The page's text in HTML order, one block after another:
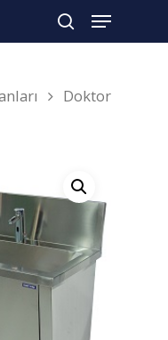
basın
Doktor